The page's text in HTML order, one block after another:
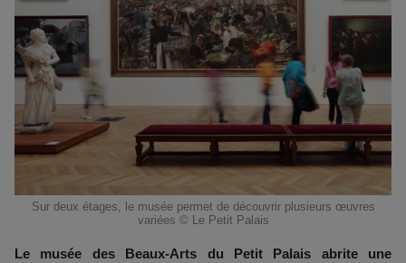
Sur deux étages, le musée permet de découvrir plusieurs œuvres
variées © Le Petit Palais
Le musée des Beaux-Arts du Petit Palais abrite une